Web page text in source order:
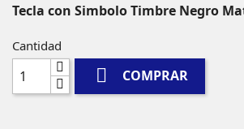
Tecla con Simbolo Timbre Negro
Cantidad
 COMPRAR